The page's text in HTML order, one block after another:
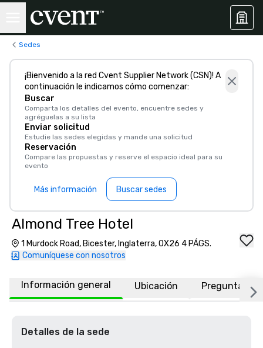
Sedes
¡Bienvenido a la red Cvent Supplier Network (CSN)! A
continuación le indicamos cómo comenzar:
Buscar
Comparta los detalles del evento, encuentre sedes y
agréguelas a su lista
Enviar solicitud
Estudie las sedes elegidas y mande una solicitud
Reservación
Compare las propuestas y reserve el espacio ideal para su
evento
Más información Buscar sedes
Almond Tree Hotel
1 Murdock Road, Bicester, Inglaterra, OX26 4 PÁGS.
Comuníquese con nosotros
Información general Ubicación Preguntas
Detalles de la sede